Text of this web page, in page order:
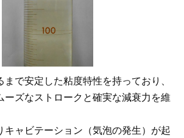
で安定した粘度特性を持っており、
ーズなストロークと確実な減衰力を維
キャビテーション（気泡の発生）が起